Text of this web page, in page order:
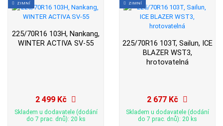
ZIMNÍ
225/70R16 103H, Nankang,
WINTER ACTIVA SV-55
2 499 Kč
Skladem u dodavatele (dodání
do 7 prac. dnů): 20 ks
ZIMNÍ
225/70R16 103T, Sailun, ICE
BLAZER WST3,
hrotovatelná
2 677 Kč
Skladem u dodavatele (dodání
do 7 prac. dnů): 20 ks